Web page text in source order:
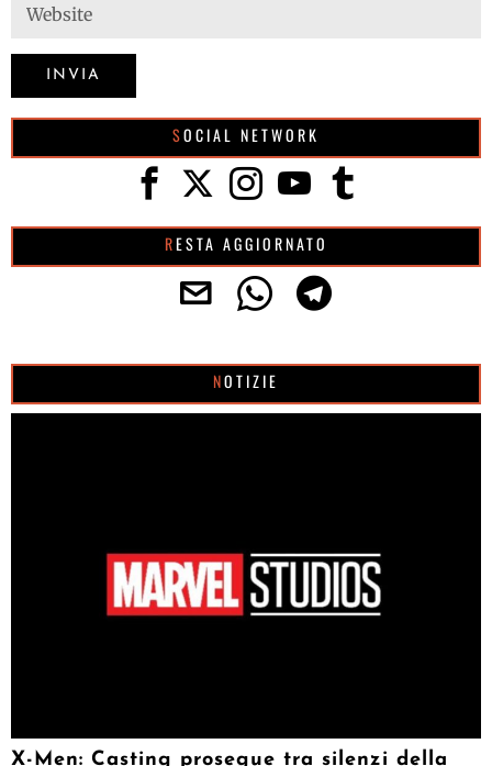
SOCIAL NETWORK
RESTA AGGIORNATO
NOTIZIE
X-Men: Casting prosegue tra silenzi della